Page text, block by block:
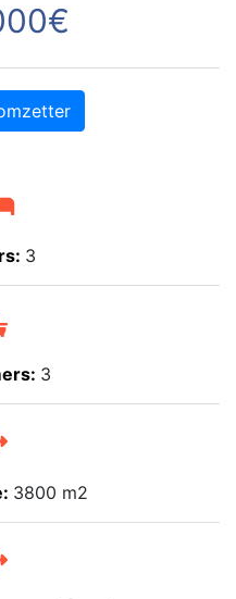
3
3
3800 m2